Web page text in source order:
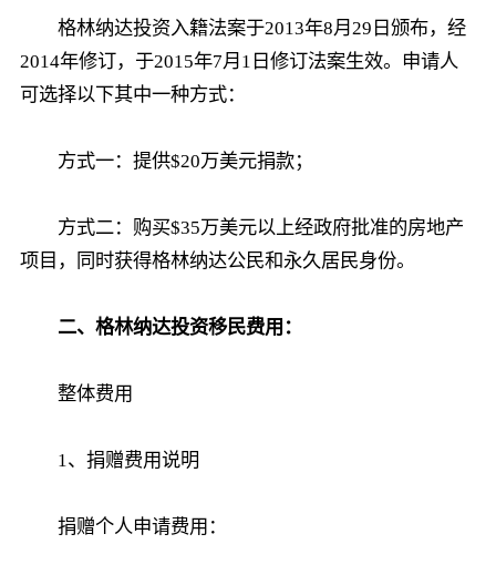
格林纳达投资入籍法案于2013年8月29日颁布，经
2014年修订，于2015年7月1日修订法案生效。申请人
可选择以下其中一种方式：
方式一：提供$20万美元捐款；
方式二：购买$35万美元以上经政府批准的房地产
项目，同时获得格林纳达公民和永久居民身份。
二、格林纳达投资移民费用：
整体费用
1、捐赠费用说明
捐赠个人申请费用：